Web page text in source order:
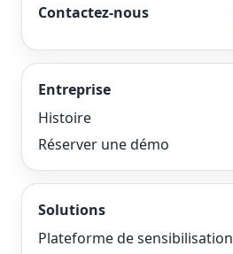
Contactez-nous
Entreprise
Histoire
Réserver une démo
Solutions
Plateforme de sensibilisation